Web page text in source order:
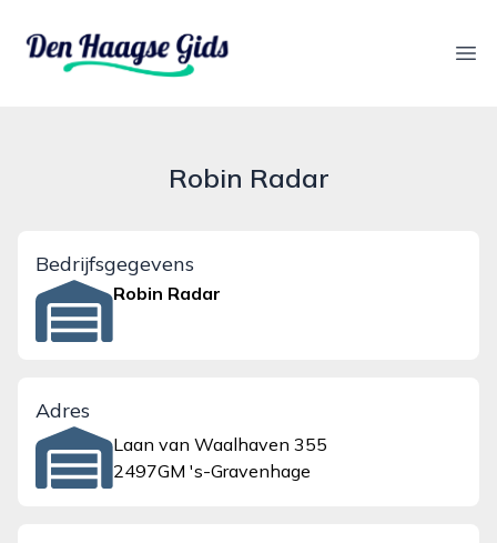
denhaagsegids.nl
Robin Radar
Bedrijfsgegevens
Robin Radar
Adres
Laan van Waalhaven 355
2497GM 's-Gravenhage